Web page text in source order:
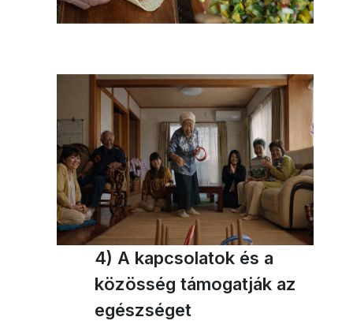
4) A kapcsolatok és a
közösség támogatják az
egészséget